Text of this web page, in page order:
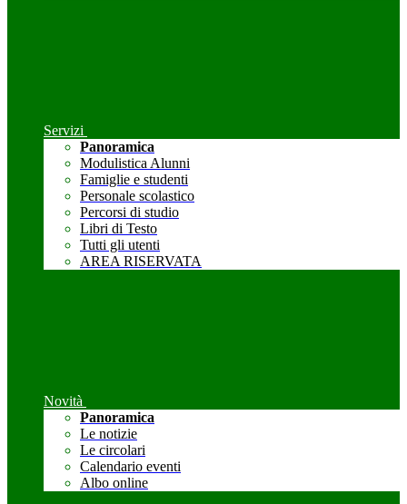
Servizi
Panoramica
Modulistica Alunni
Famiglie e studenti
Personale scolastico
Percorsi di studio
Libri di Testo
Tutti gli utenti
AREA RISERVATA
Novità
Panoramica
Le notizie
Le circolari
Calendario eventi
Albo online